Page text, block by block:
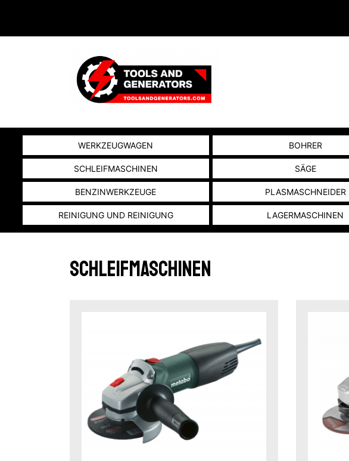
WERKZEUGWAGEN BOHRER
SCHLEIFMASCHINEN SÄGE
BENZINWERKZEUGE PLASMASCHNEIDER
REINIGUNG UND REINIGUNG LAGERMASCHINEN
Schleifmaschinen